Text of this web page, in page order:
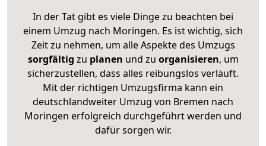
In der Tat gibt es viele Dinge zu beachten bei
einem Umzug nach Moringen. Es ist wichtig, sich
Zeit zu nehmen, um alle Aspekte des Umzugs
sorgfältig zu planen und zu organisieren, um
sicherzustellen, dass alles reibungslos verläuft.
Mit der richtigen Umzugsfirma kann ein
deutschlandweiter Umzug von Bremen nach
Moringen erfolgreich durchgeführt werden und
dafür sorgen wir.